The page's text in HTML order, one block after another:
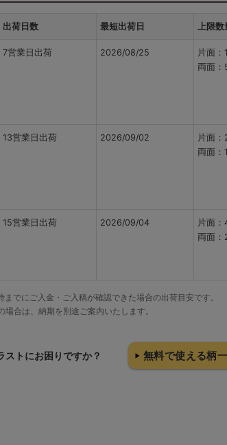
出荷日数 最短出荷日 上限数
7営業日出荷 2026/08/25
片面
両面
13営業日出荷 2026/09/02
片面
両面
15営業日出荷 2026/09/04
片面
両面
でにご入金・ご入稿が確認できた場合の出荷目安です。
合は、納期を別途ご案内いたします。
ストにお困りですか？ 無料で使える柄